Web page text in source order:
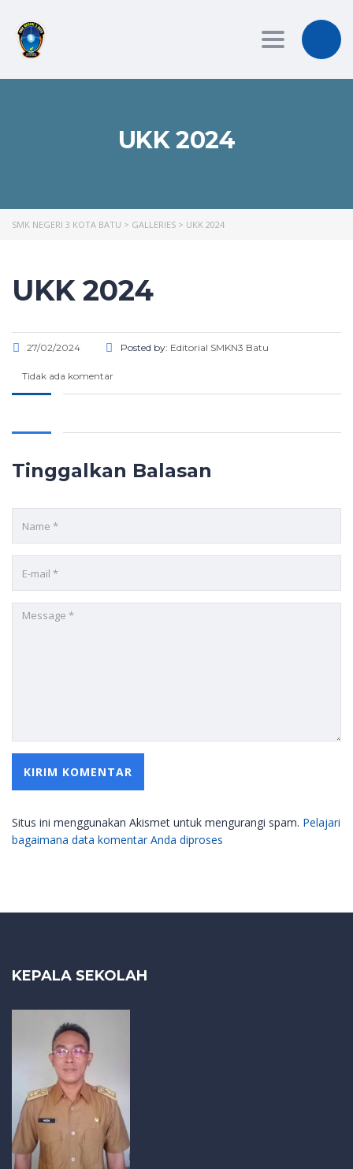
Toggle
UKK 2024
SMK NEGERI 3 KOTA BATU > GALLERIES > UKK 2024
UKK 2024
27/02/2024 Posted by: Editorial SMKN3 Batu
Tidak ada komentar
Tinggalkan Balasan
Situs ini menggunakan Akismet untuk mengurangi spam. Pelajari
bagaimana data komentar Anda diproses
KEPALA SEKOLAH